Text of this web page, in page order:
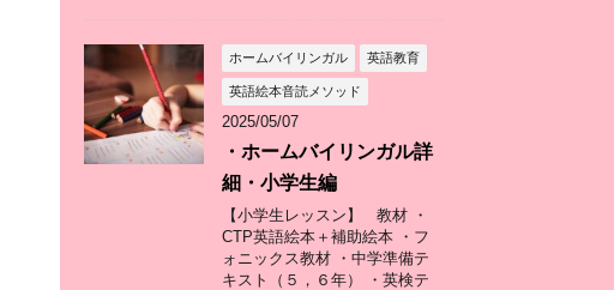
ホームバイリンガル 英語教育
英語絵本音読メソッド
2025/05/07
・ホームバイリンガル詳
細・小学生編
【小学生レッスン】 教材 ・
CTP英語絵本＋補助絵本 ・フ
ォニックス教材 ・中学準備テ
キスト（５，６年） ・英検テ